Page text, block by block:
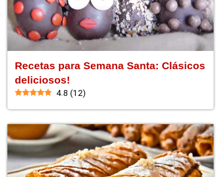
Recetas para Semana Santa: Clásicos
deliciosos!
4.8 (12)